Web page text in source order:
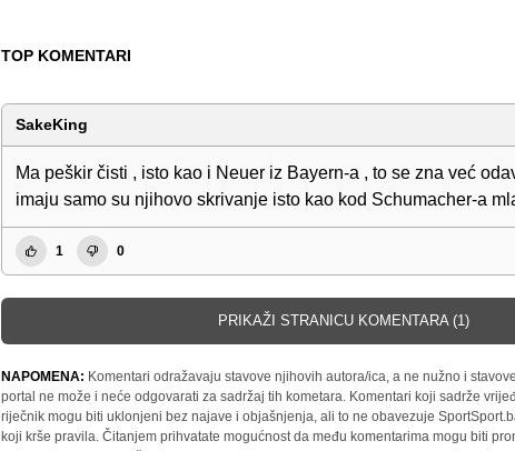
TOP KOMENTARI
SakeKing
Ma peškir čisti , isto kao i Neuer iz Bayern-a , to se zna već
imaju samo su njihovo skrivanje isto kao kod Schumacher-a
1 0
PRIKAŽI STRANICU KOMENTARA (1)
NAPOMENA: Komentari odražavaju stavove njihovih autora/ica, a ne nužno i
portal ne može i neće odgovarati za sadržaj tih kometara. Komentari koji sadrže
riječnik mogu biti uklonjeni bez najave i objašnjenja, ali to ne obavezuje
koji krše pravila. Čitanjem prihvatate mogućnost da među komentarima mogu biti